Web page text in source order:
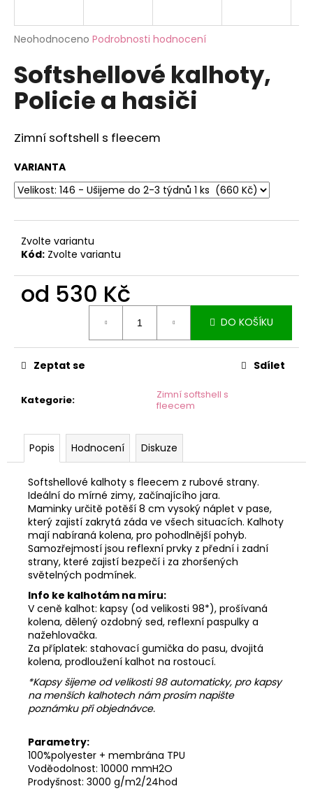
Průměrné
produktu
je
0,0
hvězdiček.
Neohodnoceno Podrobnosti hodnocení
Softshellové kalhoty,
Policie a hasiči
Zimní softshell s fleecem
VARIANTA
Zvolte variantu
Kód: Zvolte variantu
od 530 Kč
DO KOŠÍKU
Kategorie:
Zimní softshell s
fleecem
Zeptat se Sdílet
Popis Hodnocení Diskuze
Softshellové kalhoty s fleecem z rubové strany.
Ideální do mírné zimy, začínajícího jara.
Maminky určitě potěší 8 cm vysoký náplet v pase,
který zajistí zakrytá záda ve všech situacích. Kalhoty
mají nabíraná kolena, pro pohodlnější pohyb.
Samozřejmostí jsou reflexní prvky z přední i zadní
strany, které zajistí bezpečí i za zhoršených
světelných podmínek.
Info ke kalhotám na míru:
V ceně kalhot: kapsy (od velikosti 98*), prošívaná
kolena, dělený ozdobný sed, reflexní paspulky a
nažehlovačka.
Za příplatek: stahovací gumička do pasu, dvojitá
kolena, prodloužení kalhot na rostoucí.
*Kapsy šijeme od velikosti 98 automaticky, pro kapsy
na menších kalhotech nám prosím napište
poznámku při objednávce.
Parametry:
100%polyester + membrána TPU
Voděodolnost: 10000 mmH2O
Prodyšnost: 3000 g/m2/24hod
j
t
?
D
o
p
u
j
e
e